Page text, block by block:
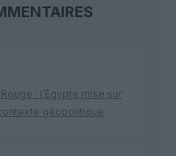
: l’Égypte mise sur
géopolitique